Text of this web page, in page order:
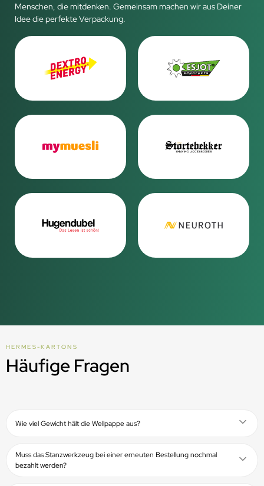
Menschen, die mitdenken. Gemeinsam machen wir aus Deiner
Idee die perfekte Verpackung.
HERMES-KARTONS
Häufige Fragen
Wie viel Gewicht hält die Wellpappe aus?
Muss das Stanzwerkzeug bei einer erneuten Bestellung nochmal
bezahlt werden?